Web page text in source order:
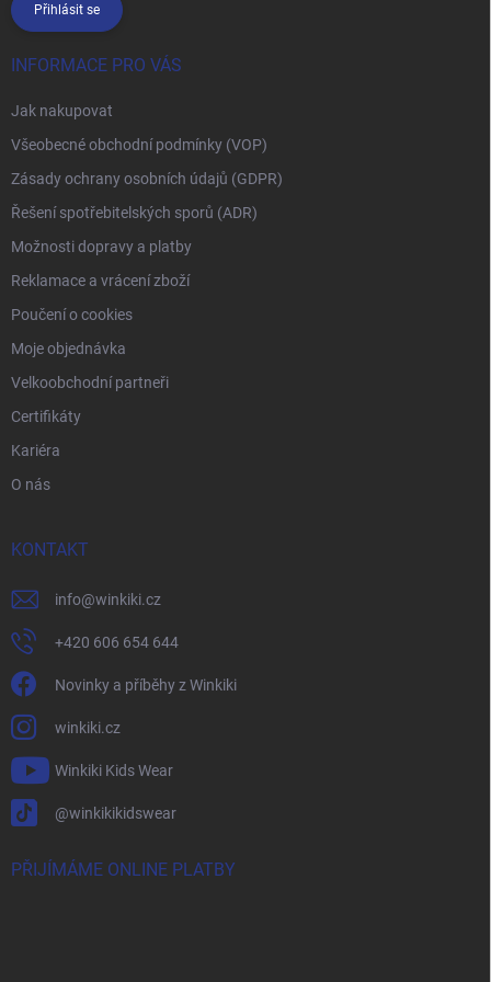
Přihlásit se
INFORMACE PRO VÁS
Jak nakupovat
Všeobecné obchodní podmínky (VOP)
Zásady ochrany osobních údajů (GDPR)
Řešení spotřebitelských sporů (ADR)
Možnosti dopravy a platby
Reklamace a vrácení zboží
Poučení o cookies
Moje objednávka
Velkoobchodní partneři
Certifikáty
Kariéra
O nás
KONTAKT
info@winkiki.cz
+420 606 654 644
Novinky a příběhy z Winkiki
winkiki.cz
Winkiki Kids Wear
@winkikikidswear
PŘIJÍMÁME ONLINE PLATBY